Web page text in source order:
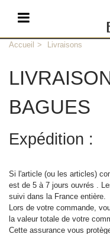
Accueil > Livraisons
BAGUES
Expédition :
Si l'article (ou les articles)
est de 5 à 7 jours ouvrés .
suivi dans la France entière.
Lors de votre commande,
la valeur totale de votre
Cette assurance vous